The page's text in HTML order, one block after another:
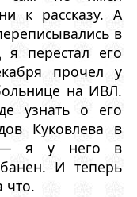
к рассказу. А
в
я перестал его
прочел у
на ИВЛ.
узнать о его
Куковлева в
— я у него в
И теперь
что.